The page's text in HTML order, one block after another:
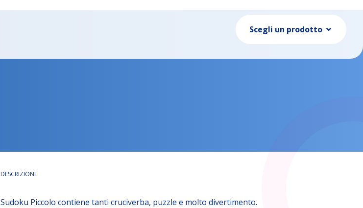
Scegli un prodotto
DESCRIZIONE
Sudoku Piccolo contiene tanti cruciverba, puzzle e molto divertimento.